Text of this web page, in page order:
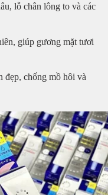
lỗ chân lông to và các
giúp gương mặt tươi
đẹp, chống mồ hôi và